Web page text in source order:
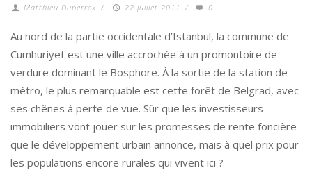
Matthieu Duperrex / 22 juillet 2011 / 0
Au nord de la partie occidentale d’Istanbul, la commune de
Cumhuriyet est une ville accrochée à un promontoire de
verdure dominant le Bosphore. À la sortie de la station de
métro, le plus remarquable est cette forêt de Belgrad, avec
ses chênes à perte de vue. Sûr que les investisseurs
immobiliers vont jouer sur les promesses de rente foncière
que le développement urbain annonce, mais à quel prix pour
les populations encore rurales qui vivent ici ?